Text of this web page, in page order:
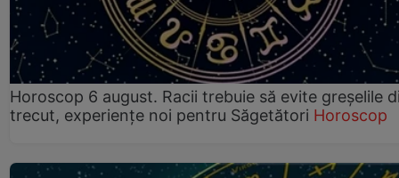
Horoscop 6 august. Racii trebuie să evite greșelile
trecut, experiențe noi pentru Săgetători Horoscop